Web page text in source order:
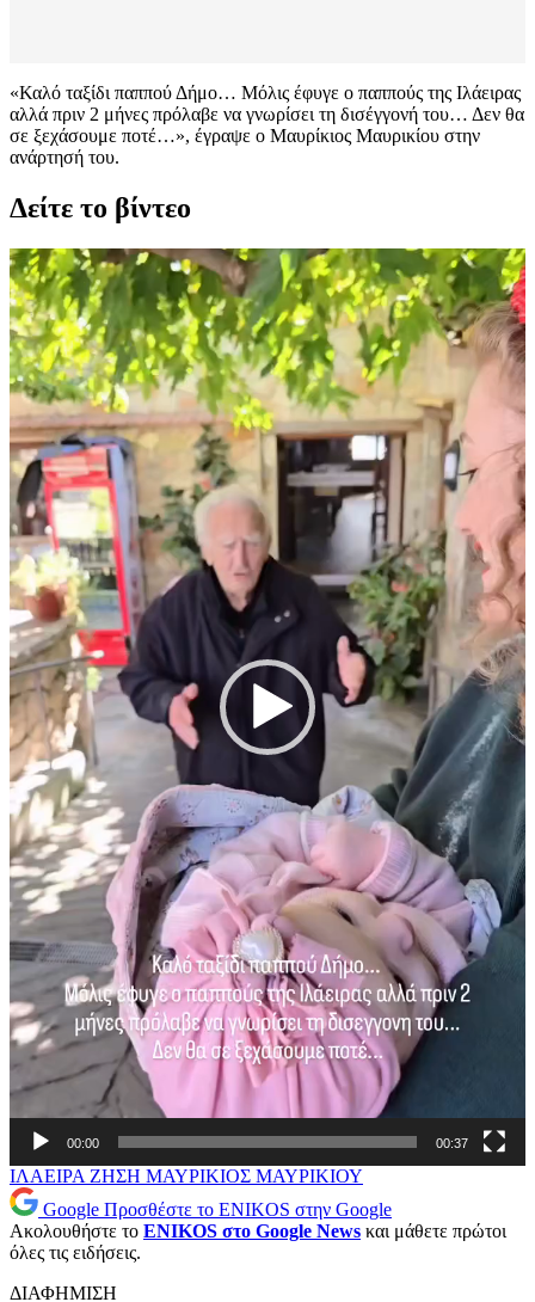
«Καλό ταξίδι παππού Δήμο… Μόλις έφυγε ο παππούς της Ιλάειρας
αλλά πριν 2 μήνες πρόλαβε να γνωρίσει τη δισέγγονή του… Δεν θα
σε ξεχάσουμε ποτέ…», έγραψε ο Μαυρίκιος Μαυρικίου στην
ανάρτησή του.
Δείτε το βίντεο
Πρόγραμμα
Αναπαραγωγής
Βίντεο
00:00 00:37
ΙΛΑΕΙΡΑ ΖΗΣΗ ΜΑΥΡΙΚΙΟΣ ΜΑΥΡΙΚΙΟΥ
Google Προσθέστε το ENIKOS στην Google
Ακολουθήστε το ENIKOS στο Google News και μάθετε πρώτοι
όλες τις ειδήσεις.
ΔΙΑΦΗΜΙΣΗ